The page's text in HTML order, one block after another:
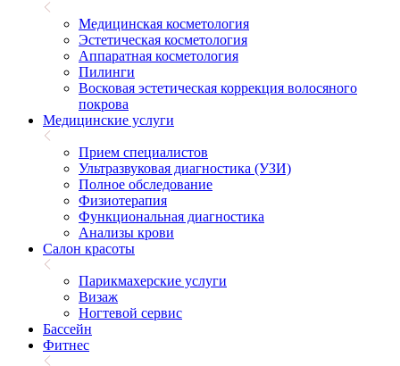
Медицинская косметология
Эстетическая косметология
Аппаратная косметология
Пилинги
Восковая эстетическая коррекция волосяного
покрова
Медицинские услуги
Прием специалистов
Ультразвуковая диагностика (УЗИ)
Полное обследование
Физиотерапия
Функциональная диагностика
Анализы крови
Салон красоты
Парикмахерские услуги
Визаж
Ногтевой сервис
Бассейн
Фитнес